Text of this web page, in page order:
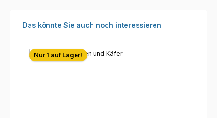
Produktgalerie überspringen
Das könnte Sie auch noch interessieren
Nur 1 auf Lager!